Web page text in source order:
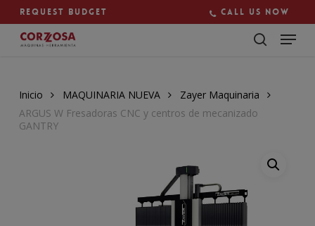
main
content
Request budget Call us now
Inicio MAQUINARIA NUEVA
Zayer Maquinaria
ARGUS W Fresadoras CNC y centros de mecanizado
GANTRY
Close